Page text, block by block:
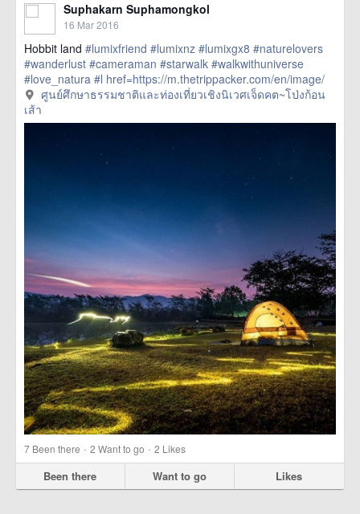
Suphakarn Suphamongkol
16 Mar 2016
Hobbit land #lumixfriend #lumixnz #lumixgx8 #naturelovers
#wanderlust #cameraman #starwalk #walkwithuniverse
#love_natura #l href=https://m.thetrippacker.com/en/image/
ศูนย์ศึกษาธรรมชาติและท่องเที่ยวเชิงนิเวศเจ็ดคต~โป่งก้อน
เส้า/192415> more
ศูนย์ศึกษาธรรมชาติและท่องเที่ยวเชิงนิเวศเจ็ดคต~โป่งก้อน
เส้า
7 Been there · 2 Want to go · 2 Likes
Been there Want to go Likes